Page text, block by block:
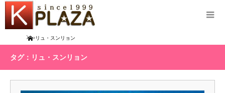
Homeリュ・スンリョン
タグ：リュ・スンリョン